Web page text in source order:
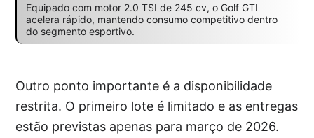
Equipado com motor 2.0 TSI de 245 cv, o Golf GTI
acelera rápido, mantendo consumo competitivo dentro
do segmento esportivo.
Outro ponto importante é a disponibilidade
restrita. O primeiro lote é limitado e as entregas
estão previstas apenas para março de 2026.